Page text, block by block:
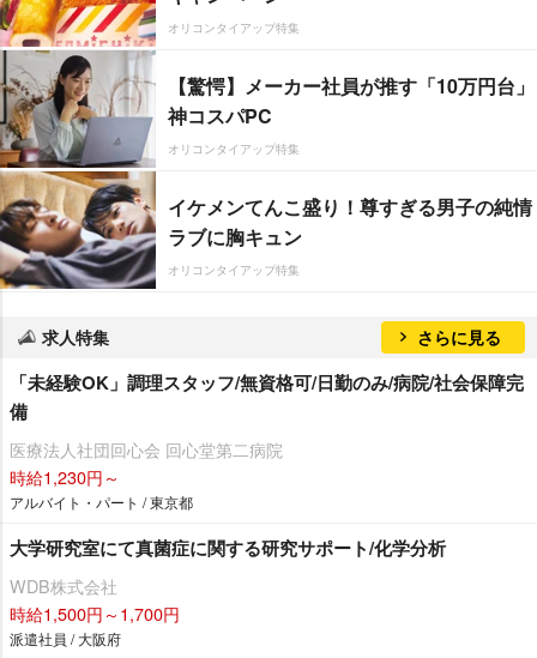
オリコンタイアップ特集
【驚愕】メーカー社員が推す「10万円台」
神コスパPC
オリコンタイアップ特集
イケメンてんこ盛り！尊すぎる男子の純情
ラブに胸キュン
オリコンタイアップ特集
求人特集 さらに見る
「未経験OK」調理スタッフ/無資格可/日勤のみ/病院/社会保障完
備
医療法人社団回心会 回心堂第二病院
時給1,230円～
アルバイト・パート / 東京都
大学研究室にて真菌症に関する研究サポート/化学分析
WDB株式会社
時給1,500円～1,700円
派遣社員 / 大阪府